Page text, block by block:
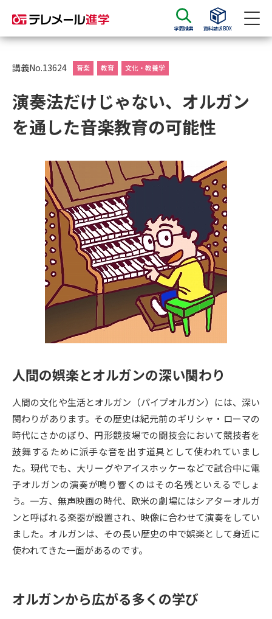
学問検索 資料請求BOX
資料請求
大学・短大の資料種類から請求
総合型選抜・学校推薦型選抜 募
集要項＆願書
大学入学共通テスト利用選抜の
募集要項＆願書
過去問題集
大学・短大以外の資料から請求
専門学校の資料請求 大学院の資料請求
留学・進学関連、塾・予備校
大学入学共通テスト「受験案
内」の請求
大学入学共通テスト「受験上の
配慮案内」の請求
高等学校卒業程度認定試験
幼稚園教員資格認定試験 小学校教員資格認定試験
高等学校（情報）教員資格認定
試験
大学研究 大学検索
大学で学べる内容や特徴を調べる
新増設大学・学部・学科特集
国際・グローバルに強い大学特
デジタルパンフレット 進路の３択
講義No.13624 音楽 教育 文化・教養学
演奏法だけじゃない、オルガン
を通した音楽教育の可能性
人間の娯楽とオルガンの深い関わり
人間の文化や生活とオルガン（パイプオルガン）には、深い
関わりがあります。その歴史は紀元前のギリシャ・ローマの
時代にさかのぼり、円形競技場での闘技会において競技者を
鼓舞するために派手な音を出す道具として使われていまし
た。現代でも、大リーグやアイスホッケーなどで試合中に電
子オルガンの演奏が鳴り響くのはその名残といえるでしょ
う。一方、無声映画の時代、欧米の劇場にはシアターオルガ
ンと呼ばれる楽器が設置され、映像に合わせて演奏をしてい
ました。オルガンは、その長い歴史の中で娯楽として身近に
使われてきた一面があるのです。
オルガンから広がる多くの学び